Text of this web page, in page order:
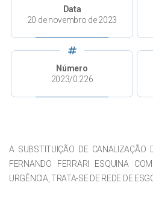
Data
20 de novembro de 2023
tag
Número
2023/0.226
A SUBSTITUIÇÃO DE CANALIZAÇÃO
FERNANDO FERRARI ESQUINA
URGÊNCIA, TRATA-SE DE REDE DE